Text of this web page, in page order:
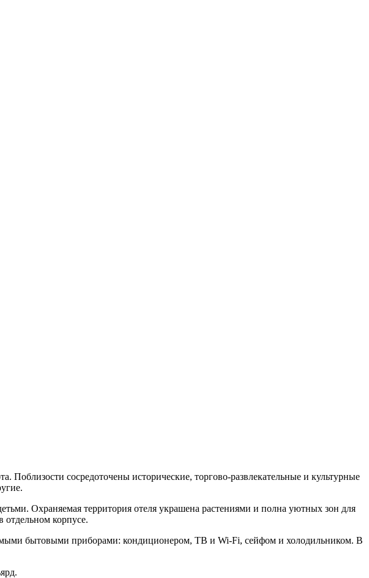
Поблизости сосредоточены исторические, торгово-развлекательные и культурные
Охраняемая территория отеля украшена растениями и полна уютных зон для
отдельном корпусе.
бытовыми приборами: кондиционером, ТВ и Wi-Fi, сейфом и холодильником. В